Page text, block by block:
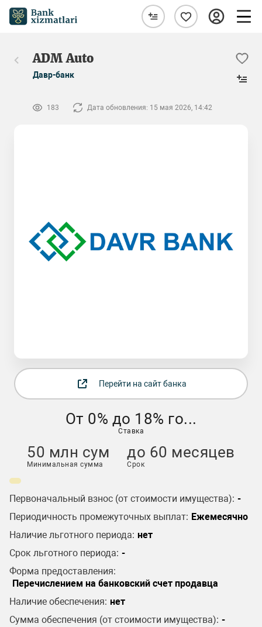
ADM Auto
Давр-банк
183 Дата обновления: 15 мая 2026, 14:42
Перейти на сайт банка
От 0% до 18% го...
Ставка
50 млн сум
Минимальная сумма
до 60 месяцев
Срок
Первоначальный взнос (от стоимости имущества): -
Периодичность промежуточных выплат: Ежемесячно
Наличие льготного периода: нет
Срок льготного периода: -
Форма предоставления:
Перечислением на банковский счет продавца
Наличие обеспечения: нет
Сумма обеспечения (от стоимости имущества): -